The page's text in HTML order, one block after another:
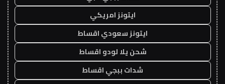
ايتونز امريكي
ايتونز سعودي اقساط
شحن يلا لودو اقساط
شدات ببجي اقساط